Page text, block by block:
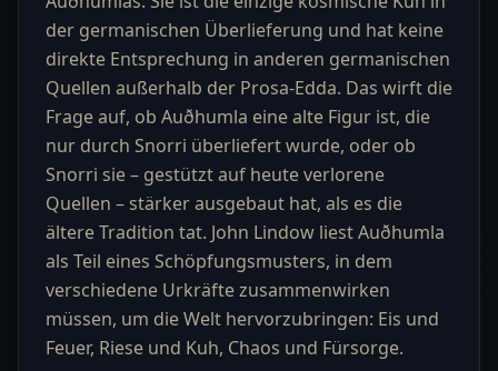
der germanischen Überlieferung und hat keine
direkte Entsprechung in anderen germanischen
Quellen außerhalb der Prosa-Edda. Das wirft die
Frage auf, ob Auðhumla eine alte Figur ist, die
nur durch Snorri überliefert wurde, oder ob
Snorri sie – gestützt auf heute verlorene
Quellen – stärker ausgebaut hat, als es die
ältere Tradition tat. John Lindow liest Auðhumla
als Teil eines Schöpfungsmusters, in dem
verschiedene Urkräfte zusammenwirken
müssen, um die Welt hervorzubringen: Eis und
Feuer, Riese und Kuh, Chaos und Fürsorge.